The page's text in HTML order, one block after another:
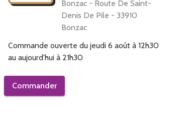
Au plaisir de vous rencontrer et proposer les légumes
Cédric Sacriste
La ferme des champs de Bonzac
Bonzac - Route De Saint-
Denis De Pile - 33910
Bonzac
Commande ouverte du jeudi 6 août à 12h30
au aujourd'hui à 21h30
Commander